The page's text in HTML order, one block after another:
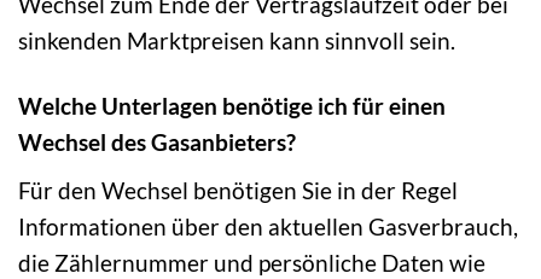
sinkenden Marktpreisen kann sinnvoll sein.
Welche Unterlagen benötige ich für einen
Wechsel des Gasanbieters?
Für den Wechsel benötigen Sie in der Regel
Informationen über den aktuellen Gasverbrauch,
die Zählernummer und persönliche Daten wie